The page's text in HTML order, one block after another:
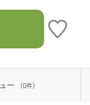
ー （0件）